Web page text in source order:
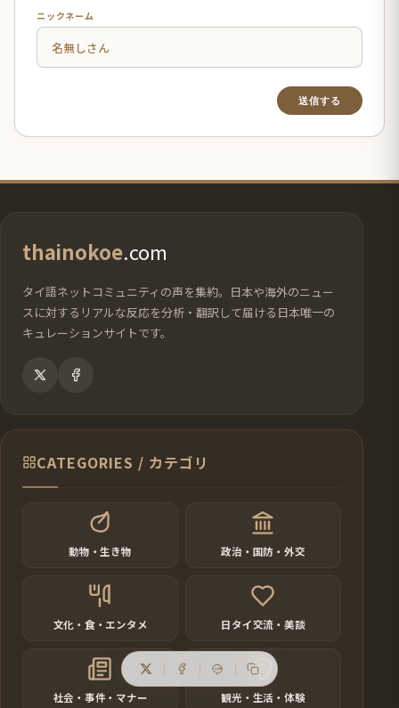
ニックネーム
thainokoe.com
タイ語ネットコミュニティの声を集約。日本や海外のニュー
スに対するリアルな反応を分析・翻訳して届ける日本唯一の
キュレーションサイトです。
CATEGORIES / カテゴリ
動物・生き物 政治・国防・外交
文化・食・エンタメ 日タイ交流・美談
社会・事件・マナー 観光・生活・体験